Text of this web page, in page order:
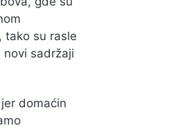
tako su rasle
sadržaji
domaćin